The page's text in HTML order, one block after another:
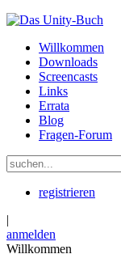
Willkommen
Downloads
Screencasts
Links
Errata
Blog
Fragen-Forum
registrieren
|
anmelden
Willkommen